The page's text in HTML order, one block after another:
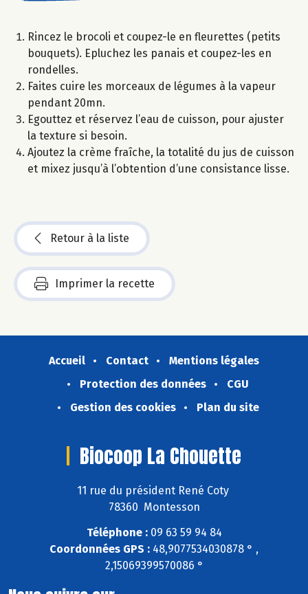
Rincez le brocoli et coupez-le en fleurettes (petits
bouquets). Epluchez les panais et coupez-les en
rondelles.
Faites cuire les morceaux de légumes à la vapeur
pendant 20mn.
Egouttez et réservez l’eau de cuisson, pour ajuster
la texture si besoin.
Ajoutez la crème fraîche, la totalité du jus de cuisson
et mixez jusqu’à l’obtention d’une consistance lisse.
Retour à la liste
Imprimer la recette
Accueil Contact
Mentions légales
Protection des données
CGU
Gestion des cookies
Plan du site
Biocoop La Chouette
11 rue du président René Coty
78360 Montesson
Téléphone :09 63 59 94 84
Coordonnées GPS : 48,9077534030878 ° ,
2,15069399570086 °